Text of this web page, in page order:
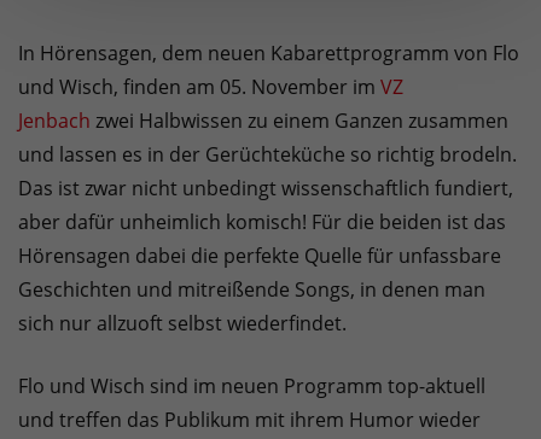
In Hörensagen, dem neuen Kabarettprogramm von Flo
und Wisch, finden am 05. November im VZ
Jenbach zwei Halbwissen zu einem Ganzen zusammen
und lassen es in der Gerüchteküche so richtig brodeln.
Das ist zwar nicht unbedingt wissenschaftlich fundiert,
aber dafür unheimlich komisch! Für die beiden ist das
Hörensagen dabei die perfekte Quelle für unfassbare
Geschichten und mitreißende Songs, in denen man
sich nur allzuoft selbst wiederfindet.
Flo und Wisch sind im neuen Programm top-aktuell
und treffen das Publikum mit ihrem Humor wieder